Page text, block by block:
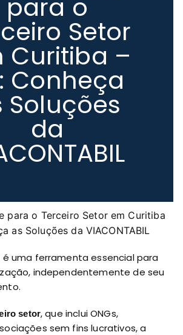
para o
Setor
Curitiba –
Conheça
Soluções
da
uma ferramenta essencial para
independentemente de seu
setor, que inclui ONGs,
sem fins lucrativos, a